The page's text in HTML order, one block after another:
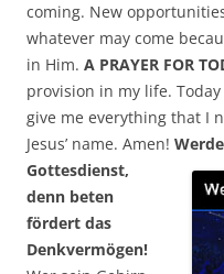
coming. New
whatever may come
in Him. A PRAYER FOR
provision in my life.
give me everything that I
Jesus’ name. Amen!
Gottesdienst,
denn beten
fördert das
Denkvermögen!